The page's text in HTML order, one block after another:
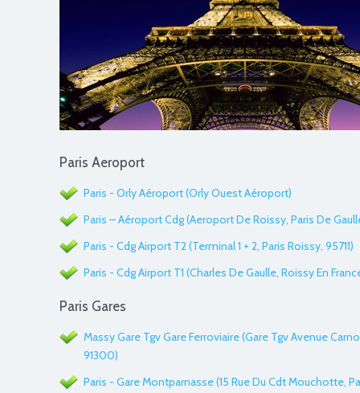
Paris Aeroport
Paris - Orly Aéroport (Orly Ouest Aéroport)
Paris – Aéroport Cdg (Aeroport De Roissy, Paris De
Paris - Cdg Airport T2 (Terminal 1 + 2, Paris Roissy, 95711)
Paris - Cdg Airport T1 (Charles De Gaulle, Roissy En
Paris Gares
Massy Gare Tgv Gare Ferroviaire (Gare Tgv Avenue
91300)
Paris - Gare Montparnasse (15 Rue Du Cdt Mouchotte,